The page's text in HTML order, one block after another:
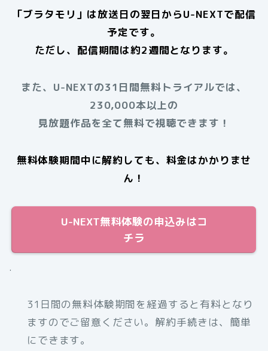
「ブラタモリ」は放送日の翌日からU-NEXTで配信
予定です。
ただし、配信期間は約2週間となります。
また、U-NEXTの31日間無料トライアルでは、
230,000本以上の
見放題作品を全て無料で視聴できます！
無料体験期間中に解約しても、料金はかかりませ
ん！
U-NEXT無料体験の申込みはコ
チラ
.
31日間の無料体験期間を経過すると有料となり
ますのでご留意ください。解約手続きは、簡単
にできます。